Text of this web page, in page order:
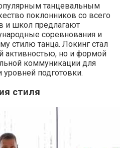
танцевальным
поклонников со всего
и школ предлагают
соревнования и
стилю танца. Локинг стал
активностью, но и формой
коммуникации для
уровней подготовки.
стиля